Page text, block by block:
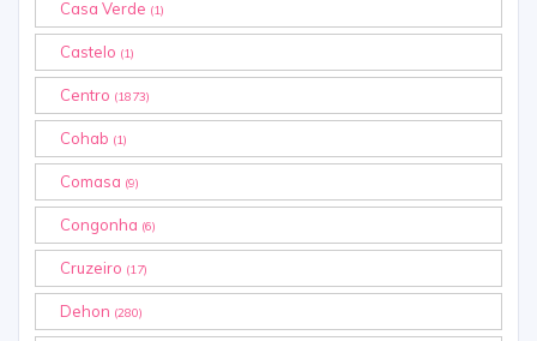
Casa Verde (1)
Castelo (1)
Centro (1873)
Cohab (1)
Comasa (9)
Congonha (6)
Cruzeiro (17)
Dehon (280)